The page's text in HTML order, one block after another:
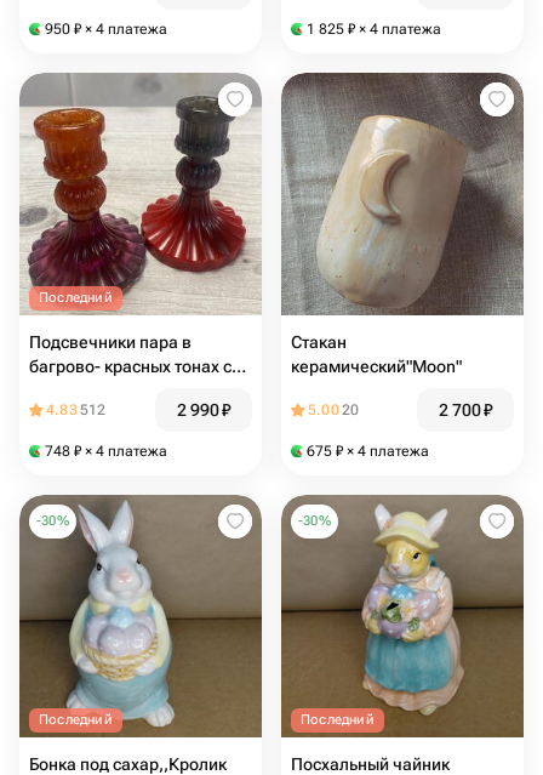
950 ₽ × 4 платежа 1 825 ₽ × 4 платежа
Последний
Подсвечники пара в
багрово- красных тонах с
4.83512 2 990₽
748 ₽ × 4 платежа
Стакан
керамический"Moon"
5.0020 2 700₽
675 ₽ × 4 платежа
-30%
Последний
Бонка под сахар,,Кролик
-30%
Последний
Посхальный чайник